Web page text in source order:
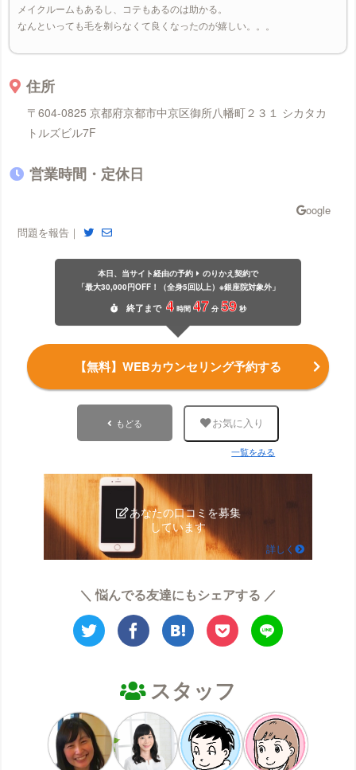
メイクルームもあるし、コテもあるのは助かる。
なんといっても毛を剃らなくて良くなったのが嬉しい。。。
住所
〒604-0825 京都府京都市中京区御所八幡町２３１ シカタカ
トルズビル7F
営業時間・定休日
問題を報告｜
本日、当サイト経由の予約
のりかえ契約で
「最大30,000円OFF！（全身5回以上）※銀座院対象外」
終了 まで 4 時間 47 分 59 秒
【無料】WEBカウンセリング予約する
もどる お気に入り
一覧をみる
あなたの口コミを募集
しています
詳しく
＼ 悩んでる友達にもシェアする ／
スタッフ